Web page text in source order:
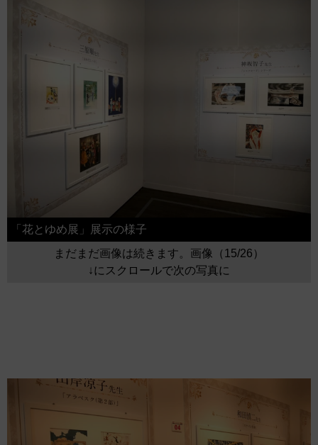
「花とゆめ展」展示の様子
まだまだ画像は続きます。画像（15/26）
↓にスクロールで次の写真に